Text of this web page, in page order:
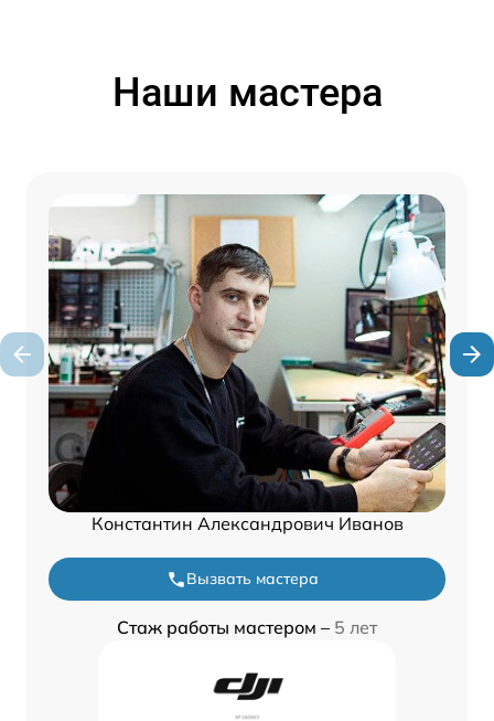
Наши мастера
Константин Александрович Иванов
Вызвать мастера
Стаж работы мастером – 5 лет